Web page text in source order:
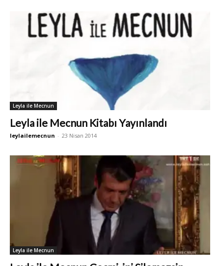
Leyla ile Mecnun
Leyla ile Mecnun Kitabı Yayınlandı
leylailemecnun - 23 Nisan 2014
Leyla ile Mecnun